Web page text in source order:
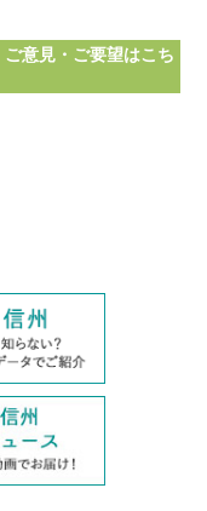
意見・ご要望はこち